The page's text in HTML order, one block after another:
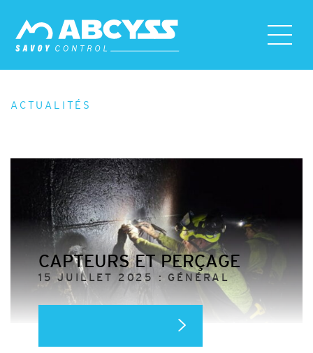
ACTUALITÉS
CAPTEURS ET PERÇAGE
15 JUILLET 2025 : GÉNÉRAL